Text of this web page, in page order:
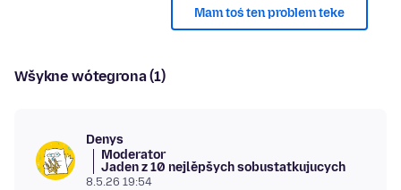
Mam toś ten problem teke
Wšykne wótegrona (1)
Denys
Moderator
Jaden z 10 nejlěpšych sobustatkujucych
8.5.26 19:54